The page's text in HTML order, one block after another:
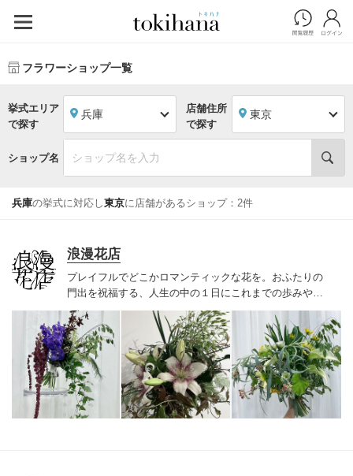
フラワーショップ一覧
挙式エリア
で探す
兵庫
店舗住所
で探す
東京
ショップ名
兵庫の挙式に対応し東京に店舗があるショップ：2件
浪漫花店
プレイフルでどこかロマンティックな花を。 おふたりの
門出を祝福する、人生の中の１日にこれまでの歩みやこ
れからの想いが花でも表現されることでさらに輝く景色
が生まれますようにお話を伺い、打ち合わせを重ねなが
らおふたりだけのシーンを一緒につくり上げていけたら
と思います